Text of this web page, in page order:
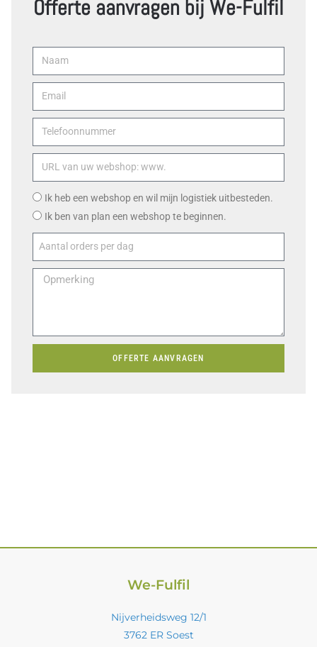
Offerte aanvragen bij We-Fulfil
Ik heb een webshop en wil mijn logistiek uitbesteden.
Ik ben van plan een webshop te beginnen.
OFFERTE AANVRAGEN
We-Fulfil
Nijverheidsweg 12/1
3762 ER Soest